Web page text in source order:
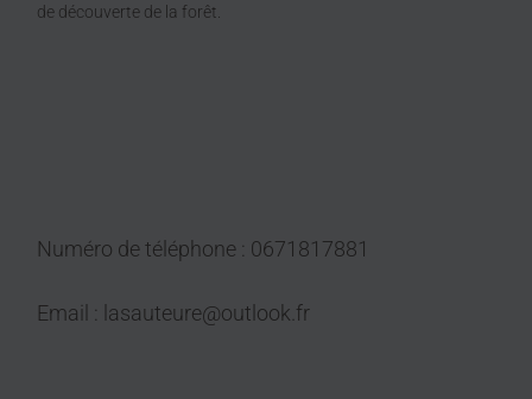
de découverte de la forêt.
Numéro de téléphone : 0671817881
Email : lasauteure@outlook.fr